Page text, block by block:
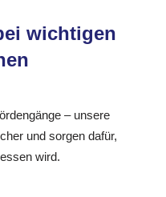
wichtigen
– unsere
und sorgen dafür,
wird.